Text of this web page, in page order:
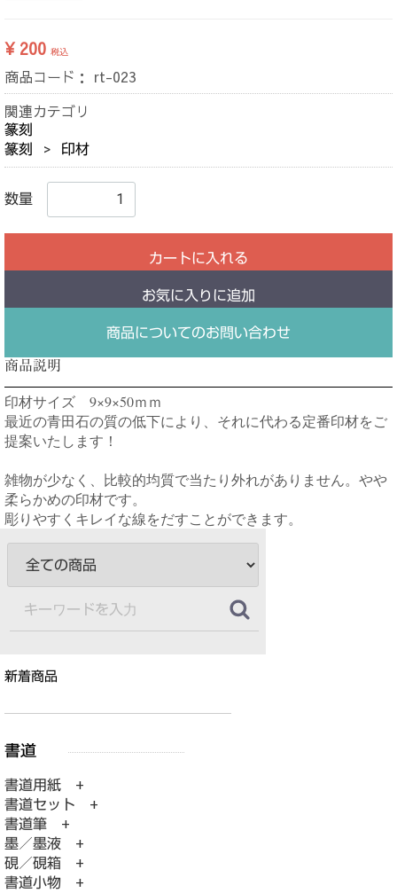
¥ 200 税込
商品コード： rt-023
関連カテゴリ
篆刻
篆刻
印材
数量
カートに入れる
お気に入りに追加
商品についてのお問い合わせ
商品説明
印材サイズ 9×9×50ｍｍ
最近の青田石の質の低下により、それに代わる定番印材をご
提案いたします！
雑物が少なく、比較的均質で当たり外れがありません。やや
柔らかめの印材です。
彫りやすくキレイな線をだすことができます。
新着商品
書道用紙 +
書道セット +
書道筆 +
墨／墨液 +
硯／硯箱 +
書道小物 +